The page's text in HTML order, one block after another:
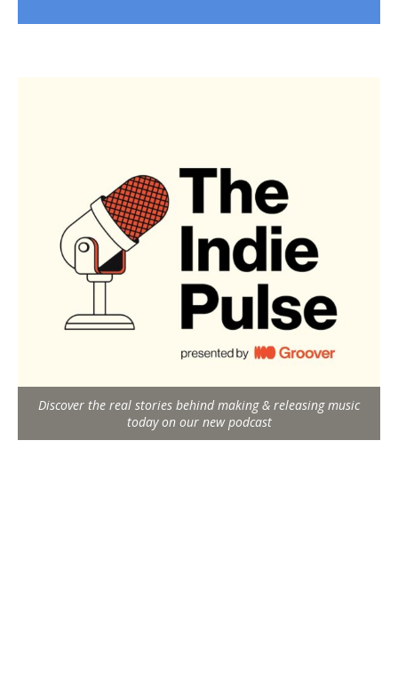
Discover the real stories behind making & releasing music
today on our new podcast